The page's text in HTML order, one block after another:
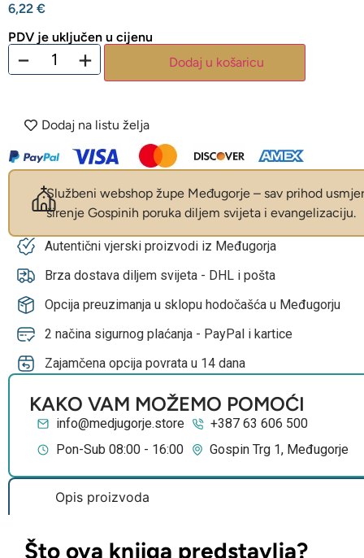
6,22 €
PDV je uključen u cijenu
− + Dodaj u košaricu
Dodaj na listu želja
Službeni webshop župe Međugorje – sav prihod
širenje Gospinih poruka diljem svijeta i evangelizaciju.
Autentični vjerski proizvodi iz Međugorja
Brza dostava diljem svijeta - DHL i pošta
Opcija preuzimanja u sklopu hodočašća u Međugorju
2 načina sigurnog plaćanja - PayPal i kartice
Zajamčena opcija povrata u 14 dana
KAKO VAM MOŽEMO POMOĆI
info@medjugorje.store
+387 63 606 500
Pon-Sub 08:00 - 16:00
Gospin Trg 1, Međugorje
Opis proizvoda
Što ova knjiga predstavlja?